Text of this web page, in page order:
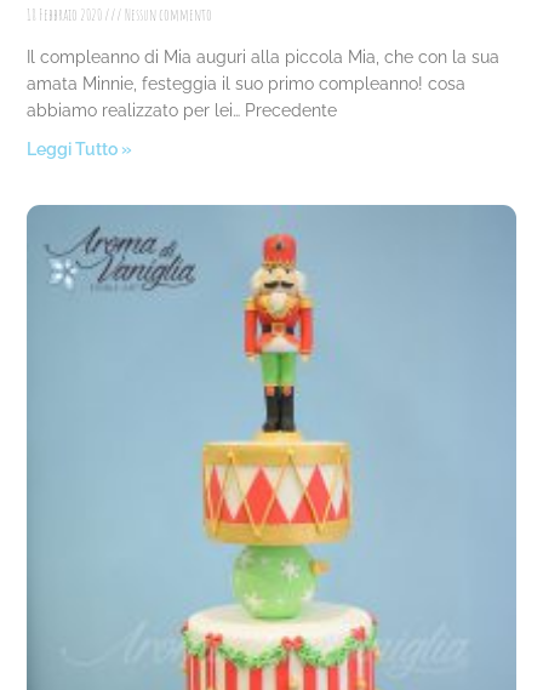
18 Febbraio 2020
Nessun commento
Il compleanno di Mia auguri alla piccola Mia, che con la sua
amata Minnie, festeggia il suo primo compleanno! cosa
abbiamo realizzato per lei… Precedente
Leggi Tutto »